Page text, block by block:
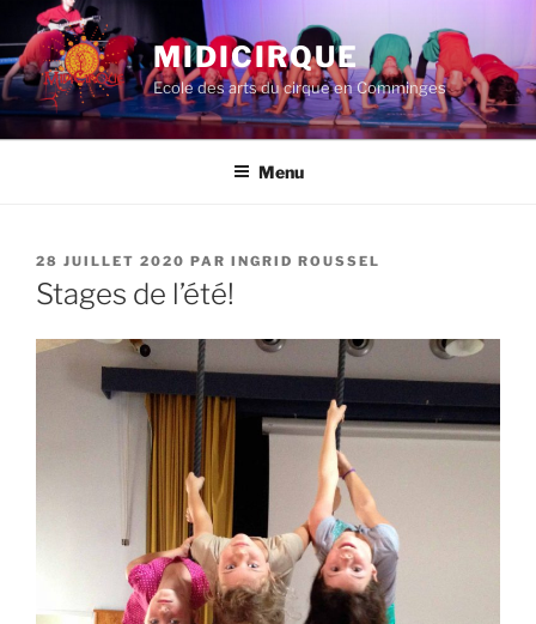
Aller
au
contenu
principal
MIDICIRQUE
Ecole des arts du cirque en Comminges
Menu
PUBLIÉ
LE
28 JUILLET 2020 PAR INGRID ROUSSEL
Stages de l’été!